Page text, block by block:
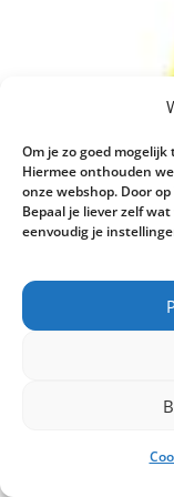
Om je zo goed
Hiermee onthouden
onze webshop. Door
Bepaal je liever zelf
eenvoudig je
Inhoud:
12 ml
was: is:
in voorraad
Canon CLI-581Y